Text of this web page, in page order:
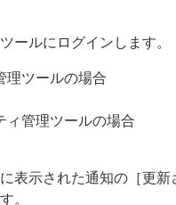
ールにログインします。
理ツールの場合
ィ管理ツールの場合
表示された通知の［更
。